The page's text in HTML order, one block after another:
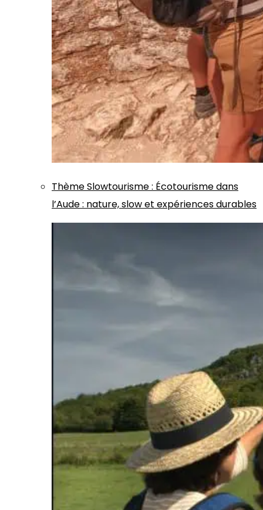
ThèmeSlowtourisme: Écotourisme dans
l’Aude : nature, slow et expériences durables